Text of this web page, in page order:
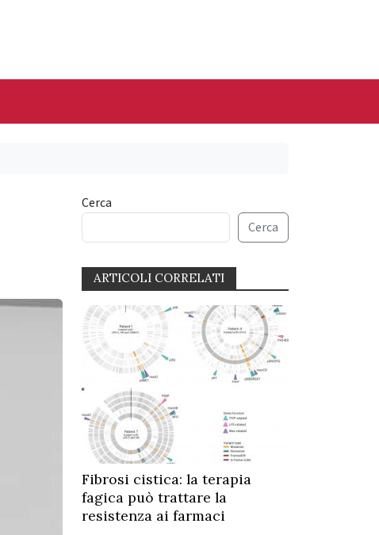
Cerca
Cerca
ARTICOLI CORRELATI
Fibrosi cistica: la terapia
fagica può trattare la
resistenza ai farmaci